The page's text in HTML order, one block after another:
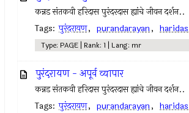
कन्नड संतकवी हरिदास पुरंदरदास ह्यांचे जीवन दर्शन..
Tags: पुरंदरायण, purandarayan, haridas
Type: PAGE | Rank: 1 | Lang: mr
पुरंदरायण - अपूर्व व्यापार
कन्नड संतकवी हरिदास पुरंदरदास ह्यांचे जीवन दर्शन..
Tags: पुरंदरायण, purandarayan, haridas